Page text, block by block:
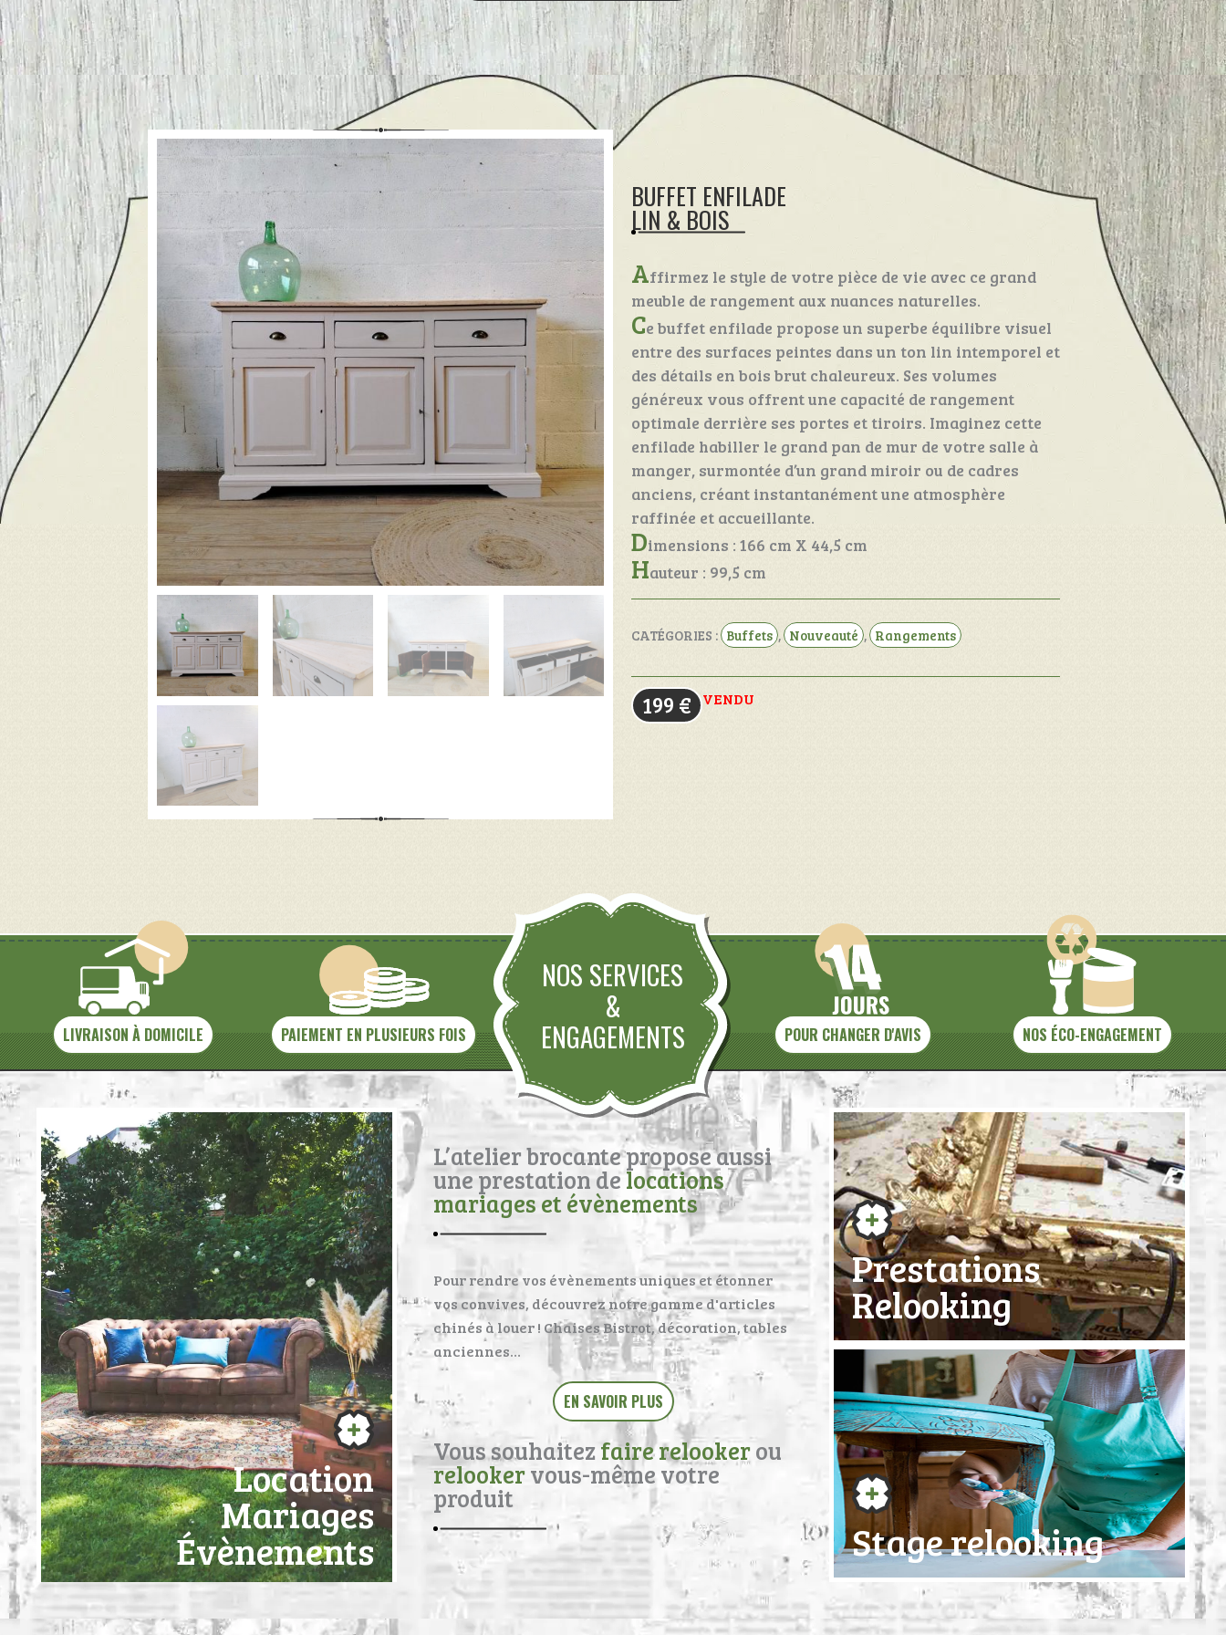
Affirmez le style de votre pièce de vie avec ce grand
meuble de rangement aux nuances naturelles.
Ce buffet enfilade propose un superbe équilibre visuel
entre des surfaces peintes dans un ton lin intemporel et
des détails en bois brut chaleureux. Ses volumes
généreux vous offrent une capacité de rangement
optimale derrière ses portes et tiroirs. Imaginez cette
enfilade habiller le grand pan de mur de votre salle à
manger, surmontée d’un grand miroir ou de cadres
anciens, créant instantanément une atmosphère
raffinée et accueillante.
Dimensions : 166 cm X 44,5 cm
Hauteur : 99,5 cm
BUFFET ENFILADE
LIN & BOIS
CATÉGORIES : Buffets , Nouveauté , Rangements
199 € VENDU
LIVRAISON À DOMICILE PAIEMENT EN PLUSIEURS FOIS
NOS SERVICES
&
ENGAGEMENTS
POUR CHANGER D'AVIS NOS ÉCO-ENGAGEMENT
Location
Mariages
Évènements
L’atelier brocante propose aussi
une prestation delocations
mariages et évènements
Pour rendre vos évènements uniques et étonner
vos convives, découvrez notre gamme d'articles
chinés à louer ! Chaises Bistrot, décoration, tables
anciennes…
EN SAVOIR PLUS
Vous souhaitez faire relookerou
relookervous-même votre
produit
Prestations
Relooking
Stage relooking